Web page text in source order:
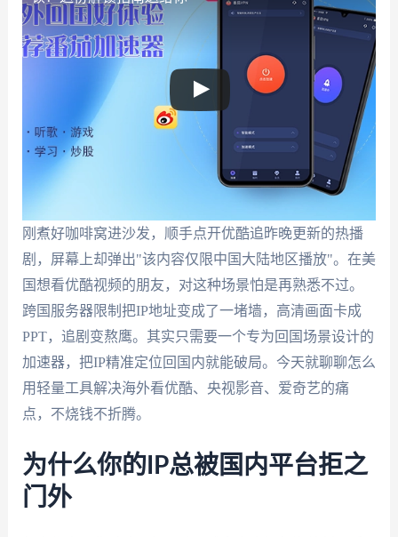
刚煮好咖啡窝进沙发，顺手点开优酷追昨晚更新的热播
剧，屏幕上却弹出"该内容仅限中国大陆地区播放"。在美
国想看优酷视频的朋友，对这种场景怕是再熟悉不过。
跨国服务器限制把IP地址变成了一堵墙，高清画面卡成
PPT，追剧变熬鹰。其实只需要一个专为回国场景设计的
加速器，把IP精准定位回国内就能破局。今天就聊聊怎么
用轻量工具解决海外看优酷、央视影音、爱奇艺的痛
点，不烧钱不折腾。
为什么你的IP总被国内平台拒之
门外